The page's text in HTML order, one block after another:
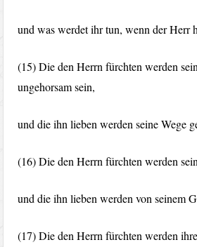
und was werdet ihr tun, wenn der Herr
(15) Die den Herrn fürchten werden
ungehorsam sein,
und die ihn lieben werden seine Wege
(16) Die den Herrn fürchten werden
und die ihn lieben werden von seinem
(17) Die den Herrn fürchten werden